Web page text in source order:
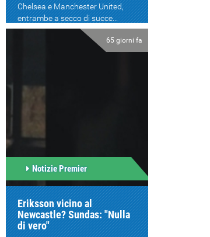
Chelsea e Manchester United,
entrambe a secco di succe...
65 giorni fa
Notizie Premier
Eriksson vicino al
Newcastle? Sundas: "Nulla
di vero"